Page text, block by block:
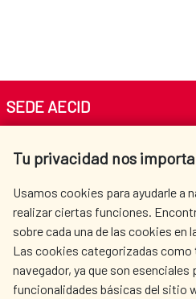
Tu privacidad nos importa
Usamos cookies para ayudarle a
realizar ciertas funciones.
sobre cada una de las cookies en
Las cookies categorizadas como
navegador, ya que son esenciales
funcionalidades básicas del sitio
SEDE AECID
Tel. +34 900 20 30 54​​​​​​​
AECID
L'ACTION HUMANITAIRE
ESPAGNOLE